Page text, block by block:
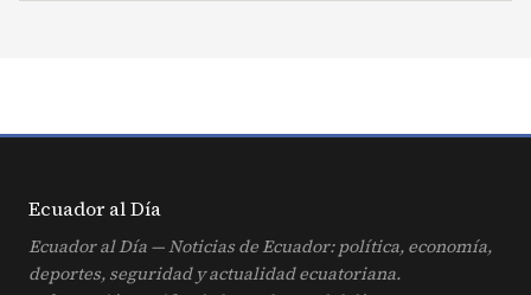
Ecuador alDía
Ecuador al Día — Noticias de Ecuador: política, economía,
deportes, seguridad y actualidad ecuatoriana.